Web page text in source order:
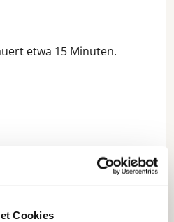
Cookies
etwa 15 Minuten.